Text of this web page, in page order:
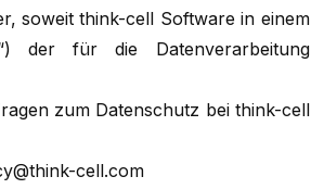
soweit think-cell Software in einem
der für die Datenverarbeitung
zum Datenschutz bei think-cell
cell.com